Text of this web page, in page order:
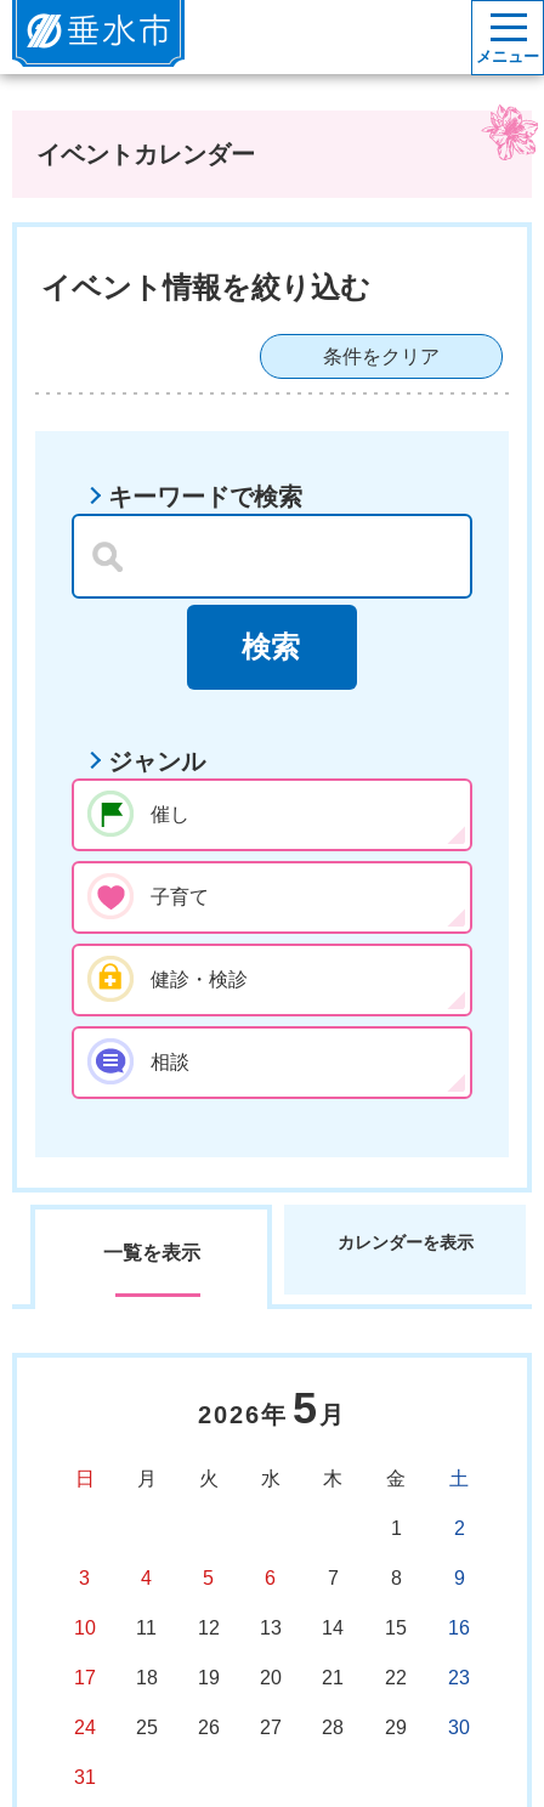
垂水市
メニュー
イベントカレンダー
イベント情報を絞り込む
条件をクリア
キーワードで検索
ジャンル
催し
子育て
健診・検診
相談
一覧を表示 カレンダーを表示
2026年 5 月
日 月 火 水 木 金 土
1 2
3 4 5 6 7 8 9
10 11 12 13 14 15 16
17 18 19 20 21 22 23
24 25 26 27 28 29 30
31